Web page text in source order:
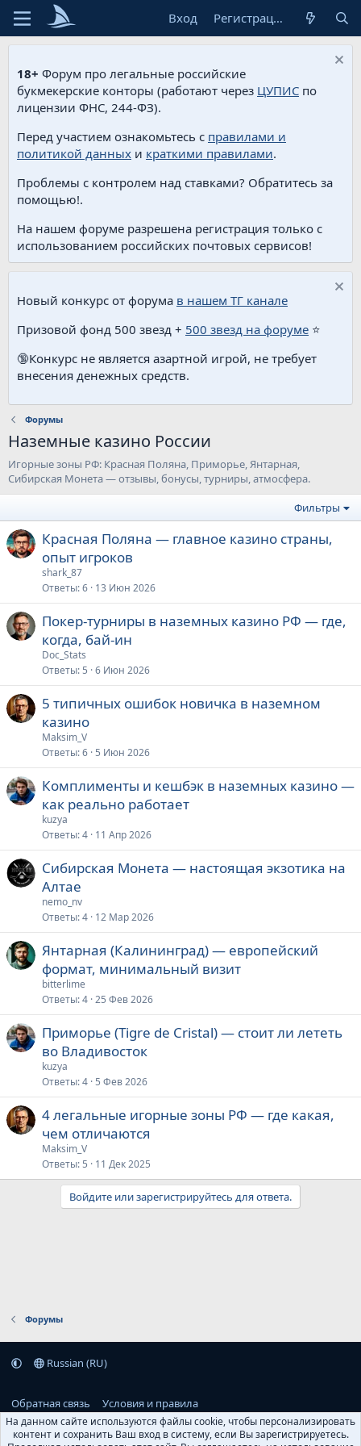
Вход Регистрация
18+ Форум про легальные российские
букмекерские конторы (работают через ЦУПИС по
лицензии ФНС, 244-ФЗ).
Перед участием ознакомьтесь с правилами и
политикой данных и краткими правилами.
Проблемы с контролем над ставками? Обратитесь за
помощью!.
На нашем форуме разрешена регистрация только с
использованием российских почтовых сервисов!
Новый конкурс от форума в нашем ТГ канале
Призовой фонд 500 звезд + 500 звезд на форуме ⭐️
🔞Конкурс не является азартной игрой, не требует
внесения денежных средств.
Форумы
Наземные казино России
Игорные зоны РФ: Красная Поляна, Приморье, Янтарная,
Сибирская Монета — отзывы, бонусы, турниры, атмосфера.
Фильтры
Красная Поляна — главное казино страны,
опыт игроков
shark_87
Ответы 6 13 Июн 2026
Покер-турниры в наземных казино РФ — где,
когда, бай-ин
Doc_Stats
Ответы 5 6 Июн 2026
5 типичных ошибок новичка в наземном
казино
Maksim_V
Ответы 6 5 Июн 2026
Комплименты и кешбэк в наземных казино —
как реально работает
kuzya
Ответы 4 11 Апр 2026
Сибирская Монета — настоящая экзотика на
Алтае
nemo_nv
Ответы 4 12 Мар 2026
Янтарная (Калининград) — европейский
формат, минимальный визит
bitterlime
Ответы 4 25 Фев 2026
Приморье (Tigre de Cristal) — стоит ли лететь
во Владивосток
kuzya
Ответы 4 5 Фев 2026
4 легальные игорные зоны РФ — где какая,
чем отличаются
Maksim_V
Ответы 5 11 Дек 2025
Войдите или зарегистрируйтесь для ответа.
Форумы
Russian (RU)
Обратная связь Условия и правила
Политика конфиденциальности Помощь Главная
R
На данном сайте используются файлы cookie, чтобы персонализировать
контент и сохранить Ваш вход в систему, если Вы зарегистрируетесь.